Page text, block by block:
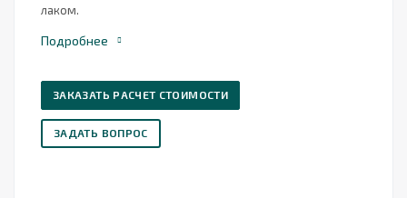
лаком.
Подробнее
ЗАКАЗАТЬ РАСЧЕТ СТОИМОСТИ
ЗАДАТЬ ВОПРОС